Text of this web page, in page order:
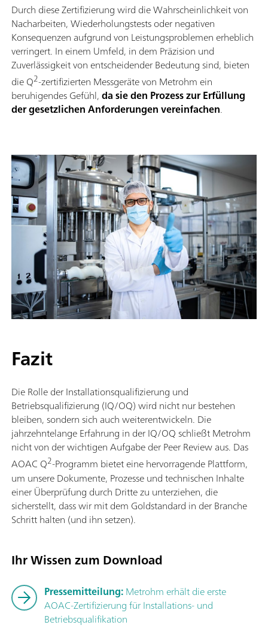
Durch diese Zertifizierung wird die Wahrscheinlichkeit von
Nacharbeiten, Wiederholungstests oder negativen
Konsequenzen aufgrund von Leistungsproblemen erheblich
verringert. In einem Umfeld, in dem Präzision und
Zuverlässigkeit von entscheidender Bedeutung sind, bieten
die Q2-zertifizierten Messgeräte von Metrohm ein
beruhigendes Gefühl,da sie den Prozess zur Erfüllung
der gesetzlichen Anforderungen vereinfachen.
Fazit
Die Rolle der Installationsqualifizierung und
Betriebsqualifizierung (IQ/OQ) wird nicht nur bestehen
bleiben, sondern sich auch weiterentwickeln. Die
jahrzehntelange Erfahrung in der IQ/OQ schließt Metrohm
nicht von der wichtigen Aufgabe der Peer Review aus. Das
AOAC Q2-Programm bietet eine hervorragende Plattform,
um unsere Dokumente, Prozesse und technischen Inhalte
einer Überprüfung durch Dritte zu unterziehen, die
sicherstellt, dass wir mit dem Goldstandard in der Branche
Schritt halten (und ihn setzen).
Ihr Wissen zum Download
Pressemitteilung:Metrohm erhält die erste
AOAC-Zertifizierung für Installations- und
Betriebsqualifikation